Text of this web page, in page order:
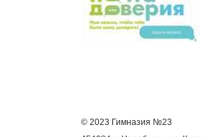
© 2023 Гимназия №23